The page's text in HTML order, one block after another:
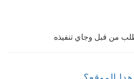
من قبل وجاي تنفيذه